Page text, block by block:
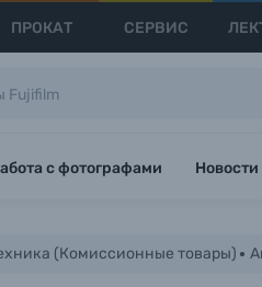
ПРОКАТ СЕРВИС
с фотографами Новости
(Комиссионные товары)